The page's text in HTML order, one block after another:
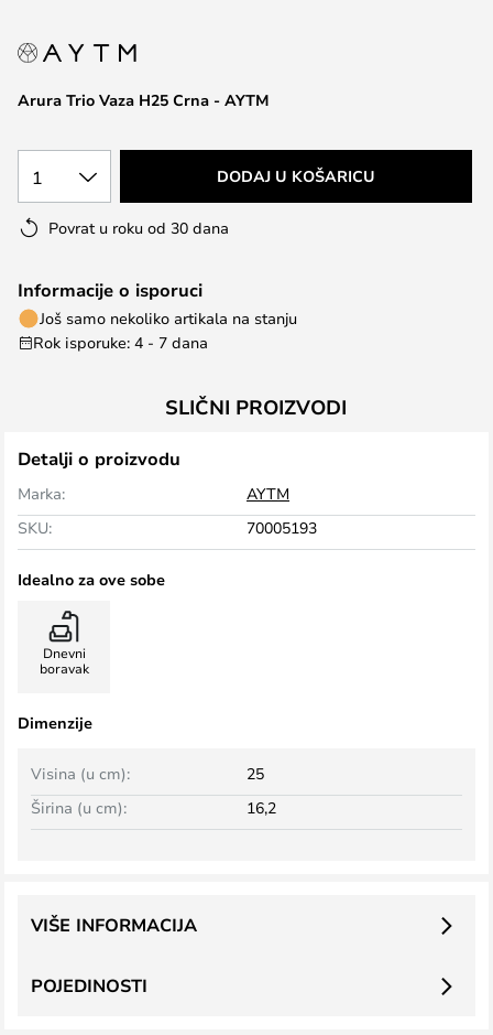
of
the
images
Arura Trio Vaza H25 Crna - AYTM
1 DODAJ U KOŠARICU
Povrat u roku od 30 dana
Informacije o isporuci
Još samo nekoliko artikala na stanju
Rok isporuke: 4 - 7 dana
SLIČNI PROIZVODI
Detalji o proizvodu
Marka:
AYTM
SKU:
70005193
Idealno za ove sobe
Dnevni
boravak
Dimenzije
Širina (u cm): 16,2
Visina (u cm): 25
POJEDINOSTI
VIŠE INFORMACIJA